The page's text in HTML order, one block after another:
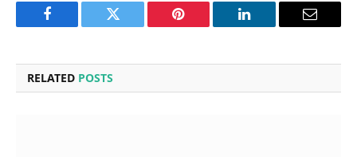
Facebook Twitter Pinterest LinkedIn Email
RELATED POSTS